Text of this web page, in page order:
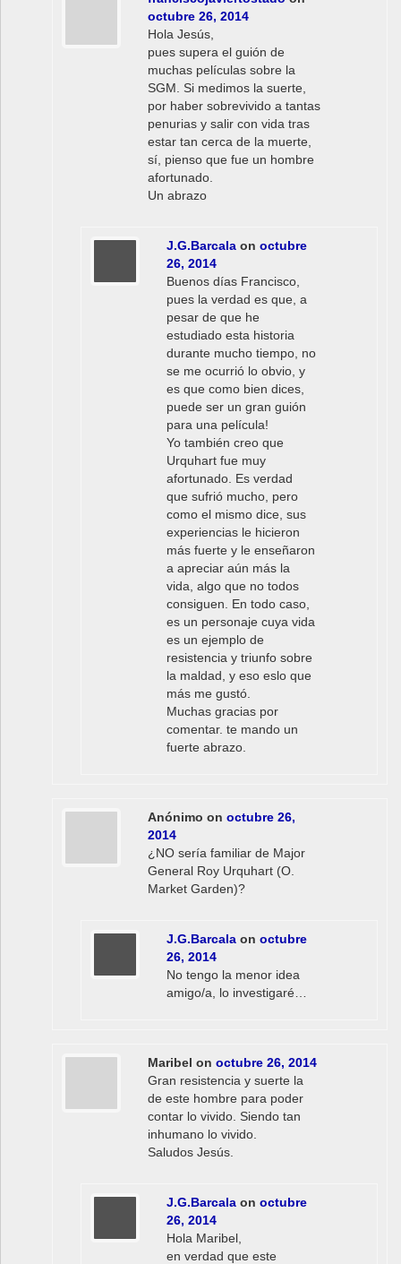
octubre 26, 2014
Hola Jesús,
pues supera el guión de
muchas películas sobre la
SGM. Si medimos la suerte,
por haber sobrevivido a tantas
penurias y salir con vida tras
estar tan cerca de la muerte,
sí, pienso que fue un hombre
afortunado.
Un abrazo
J.G.Barcala on octubre
26, 2014
Buenos días Francisco,
pues la verdad es que, a
pesar de que he
estudiado esta historia
durante mucho tiempo, no
se me ocurrió lo obvio, y
es que como bien dices,
puede ser un gran guión
para una película!
Yo también creo que
Urquhart fue muy
afortunado. Es verdad
que sufrió mucho, pero
como el mismo dice, sus
experiencias le hicieron
más fuerte y le enseñaron
a apreciar aún más la
vida, algo que no todos
consiguen. En todo caso,
es un personaje cuya vida
es un ejemplo de
resistencia y triunfo sobre
la maldad, y eso eslo que
más me gustó.
Muchas gracias por
comentar. te mando un
fuerte abrazo.
Anónimo on octubre 26,
2014
¿NO sería familiar de Major
General Roy Urquhart (O.
Market Garden)?
J.G.Barcala on octubre
26, 2014
No tengo la menor idea
amigo/a, lo investigaré…
Maribel on octubre 26, 2014
Gran resistencia y suerte la
de este hombre para poder
contar lo vivido. Siendo tan
inhumano lo vivido.
Saludos Jesús.
J.G.Barcala on octubre
26, 2014
Hola Maribel,
en verdad que este